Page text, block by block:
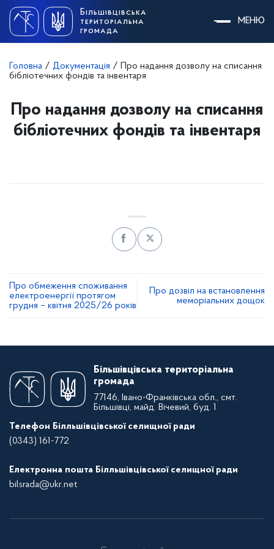
content
Більшівцівська
територіальна
громада
МЕНЮ
Головна / Документація /
Про надання дозволу на списання
бібліотечних фондів та інвентаря
Про надання дозволу на списання
бібліотечних фондів та інвентаря
Про обмеження споживання
електроенергії протягом
грудня – квітня 2025/26 років
Про дозвіл на встановлення
меморіальних дощок
Більшівцівська територіальна
громада
77146, Івано-Франківська обл., смт.
Більшівці, майд. Вічевий, буд. 1
Телефон Білльшівцівської селищної ради
(0343) 161-772
Електронна пошта Білльшівцівської селищної ради
bilsrada@ukr.net